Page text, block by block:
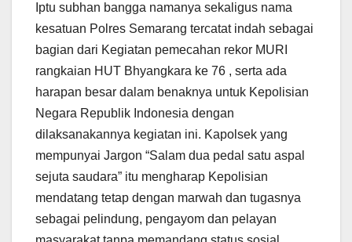
Iptu subhan bangga namanya sekaligus nama
kesatuan Polres Semarang tercatat indah sebagai
bagian dari Kegiatan pemecahan rekor MURI
rangkaian HUT Bhyangkara ke 76 , serta ada
harapan besar dalam benaknya untuk Kepolisian
Negara Republik Indonesia dengan
dilaksanakannya kegiatan ini. Kapolsek yang
mempunyai Jargon “Salam dua pedal satu aspal
sejuta saudara” itu mengharap Kepolisian
mendatang tetap dengan marwah dan tugasnya
sebagai pelindung, pengayom dan pelayan